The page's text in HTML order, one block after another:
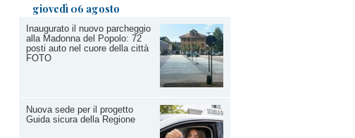
giovedì 06 agosto
Inaugurato il nuovo parcheggio
alla Madonna del Popolo: 72
posti auto nel cuore della città
FOTO
Nuova sede per il progetto
Guida sicura della Regione